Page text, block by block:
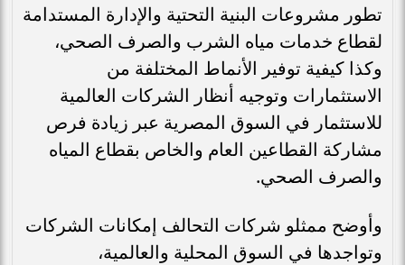
تطور مشروعات البنية التحتية والإدارة المستدامة
لقطاع خدمات مياه الشرب والصرف الصحي،
وكذا كيفية توفير الأنماط المختلفة من
الاستثمارات وتوجيه أنظار الشركات العالمية
للاستثمار في السوق المصرية عبر زيادة فرص
مشاركة القطاعين العام والخاص بقطاع المياه
والصرف الصحي.
وأوضح ممثلو شركات التحالف إمكانات الشركات
وتواجدها في السوق المحلية والعالمية،